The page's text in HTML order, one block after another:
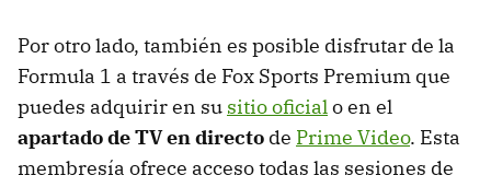
Por otro lado, también es posible disfrutar de la
Formula 1 a través de Fox Sports Premium que
puedes adquirir en su sitio oficialo en el
apartado de TV en directo de Prime Video. Esta
membresía ofrece acceso todas las sesiones de